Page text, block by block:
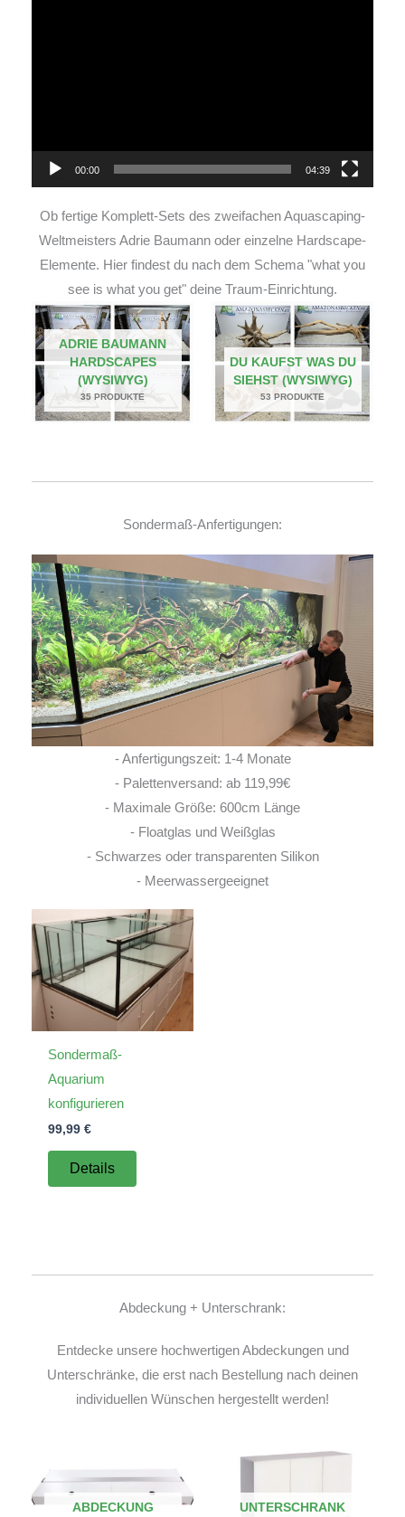
00:00 04:39
Ob fertige Komplett-Sets des zweifachen Aquascaping-
Weltmeisters Adrie Baumann oder einzelne Hardscape-
Elemente. Hier findest du nach dem Schema "what you
see is what you get" deine Traum-Einrichtung.
ADRIE BAUMANN
HARDSCAPES
(WYSIWYG)
35 PRODUKTE
DU KAUFST WAS DU
SIEHST (WYSIWYG)
53 PRODUKTE
Sondermaß-Anfertigungen:
- Anfertigungszeit: 1-4 Monate
- Palettenversand: ab 119,99€
- Maximale Größe: 600cm Länge
- Floatglas und Weißglas
- Schwarzes oder transparenten Silikon
- Meerwassergeeignet
Sondermaß-
Aquarium
konfigurieren
99,99 €
Details
Abdeckung + Unterschrank:
Entdecke unsere hochwertigen Abdeckungen und
Unterschränke, die erst nach Bestellung nach deinen
individuellen Wünschen hergestellt werden!
ABDECKUNG UNTERSCHRANK